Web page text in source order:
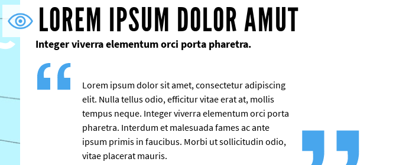
LOREM IPSUM DOLOR AMUT
Integer viverra elementum orci porta pharetra.
Lorem ipsum dolor sit amet, consectetur adipiscing
elit. Nulla tellus odio, efficitur vitae erat at, mollis
tempus neque. Integer viverra elementum orci porta
pharetra. Interdum et malesuada fames ac ante
ipsum primis in faucibus. Morbi ut sollicitudin odio,
vitae placerat mauris.